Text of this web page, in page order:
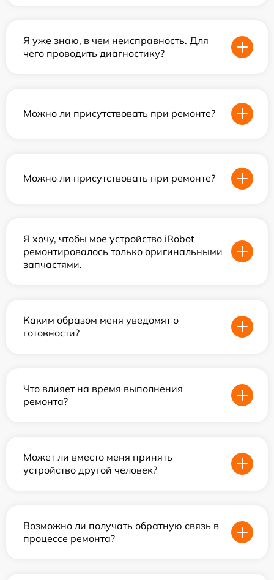
Я уже знаю, в чем неисправность. Для
чего проводить диагностику?
Можно ли присутствовать при ремонте?
Можно ли присутствовать при ремонте?
Я хочу, чтобы мое устройство iRobot
ремонтировалось только оригинальными
запчастями.
Каким образом меня уведомят о
готовности?
Что влияет на время выполнения
ремонта?
Может ли вместо меня принять
устройство другой человек?
Возможно ли получать обратную связь в
процессе ремонта?